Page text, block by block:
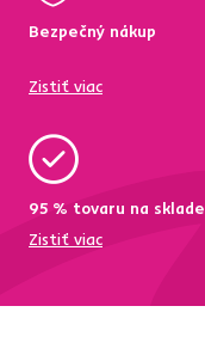
Bezpečný nákup
Zistiť viac
95 % tovaru na sklade
Zistiť viac